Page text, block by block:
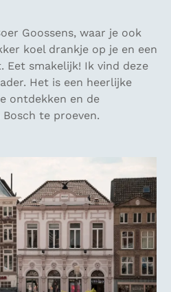
Goossens, waar je ook
koel drankje op je en een
Eet smakelijk! Ik vind deze
Het is een heerlijke
ontdekken en de
te proeven.